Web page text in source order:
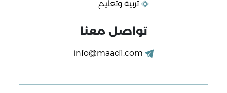
تربية وتعليم
تواصل معنا
info@maad1.com